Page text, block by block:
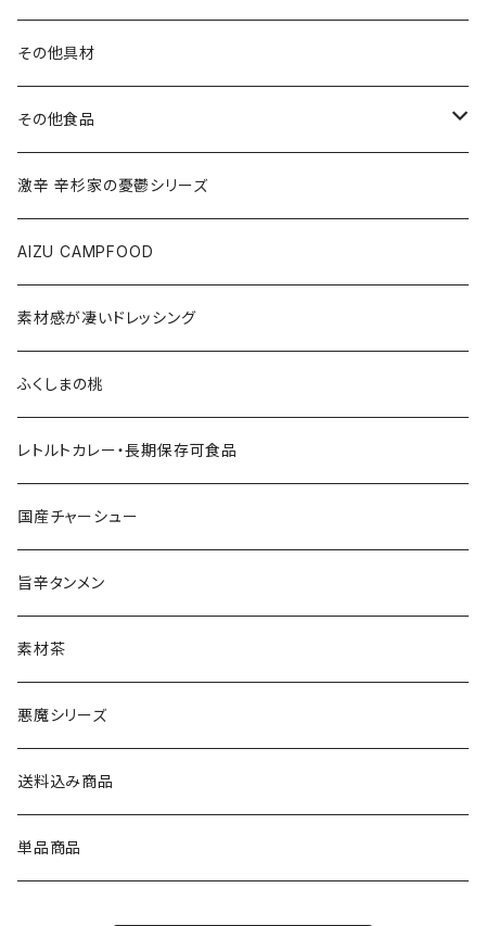
その他具材
その他食品
ご飯のお供
会津の馬刺し
果実
会津のうまいもの
激辛 辛杉家の憂鬱シリーズ
AIZU CAMPFOOD
素材感が凄いドレッシング
ふくしまの桃
レトルトカレー・長期保存可食品
国産チャーシュー
旨辛タンメン
素材茶
悪魔シリーズ
送料込み商品
単品商品